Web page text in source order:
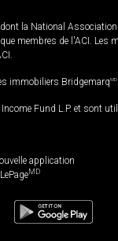
la National
membres de l'ACI.
immobiliers BridgemarqMD
Fund L.P. et sont
application
MD